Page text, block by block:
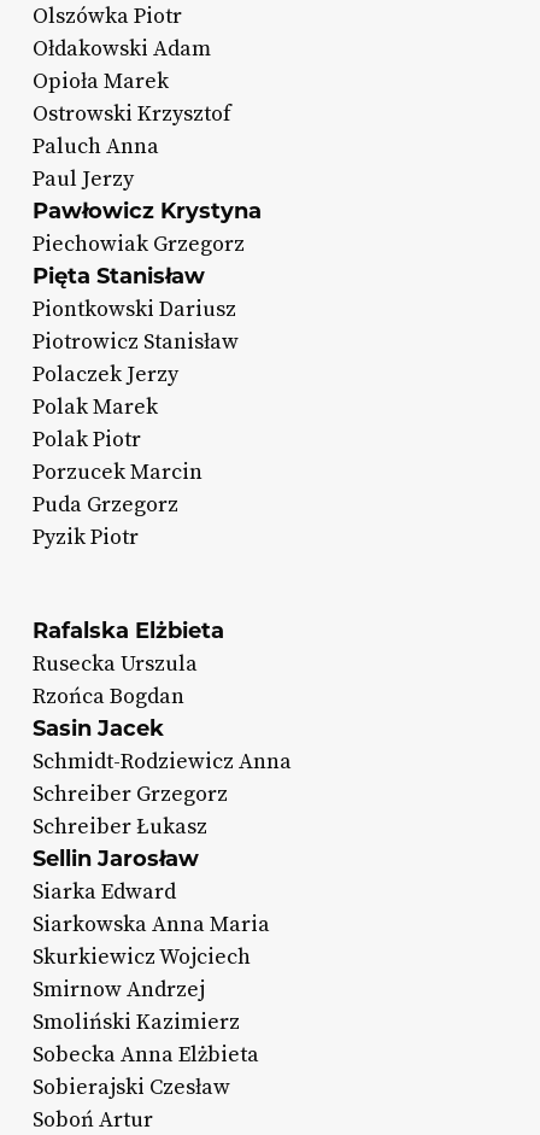
Olszówka Piotr
Ołdakowski Adam
Opioła Marek
Ostrowski Krzysztof
Paluch Anna
Paul Jerzy
Pawłowicz Krystyna
Piechowiak Grzegorz
Pięta Stanisław
Piontkowski Dariusz
Piotrowicz Stanisław
Polaczek Jerzy
Polak Marek
Polak Piotr
Porzucek Marcin
Puda Grzegorz
Pyzik Piotr
Rafalska Elżbieta
Rusecka Urszula
Rzońca Bogdan
Sasin Jacek
Schmidt-Rodziewicz Anna
Schreiber Grzegorz
Schreiber Łukasz
Sellin Jarosław
Siarka Edward
Siarkowska Anna Maria
Skurkiewicz Wojciech
Smirnow Andrzej
Smoliński Kazimierz
Sobecka Anna Elżbieta
Sobierajski Czesław
Soboń Artur